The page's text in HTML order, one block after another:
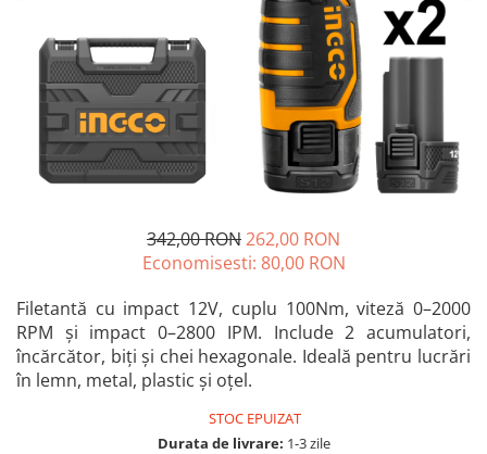
Măști de sudură
Nivele cu bulă
Nivelă laser
Picamere
Capsatoare
Drujbă
Accesorii pentru drujbă
Echipamente de protecție
Grătare și accesorii
Instalații sanitare
Lampi
342,00 RON262,00 RON
Economisesti: 80,00 RON
Filetantă cu impact 12V, cuplu 100Nm, viteză 0–2000
RPM și impact 0–2800 IPM. Include 2 acumulatori,
încărcător, biți și chei hexagonale. Ideală pentru lucrări
în lemn, metal, plastic și oțel.
STOC EPUIZAT
Durata de livrare: 1-3 zile